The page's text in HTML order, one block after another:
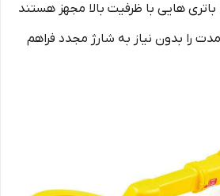
هایی با ظرفیت بالا مجهز هستند
را بدون نیاز به شارژ مجدد فراهم